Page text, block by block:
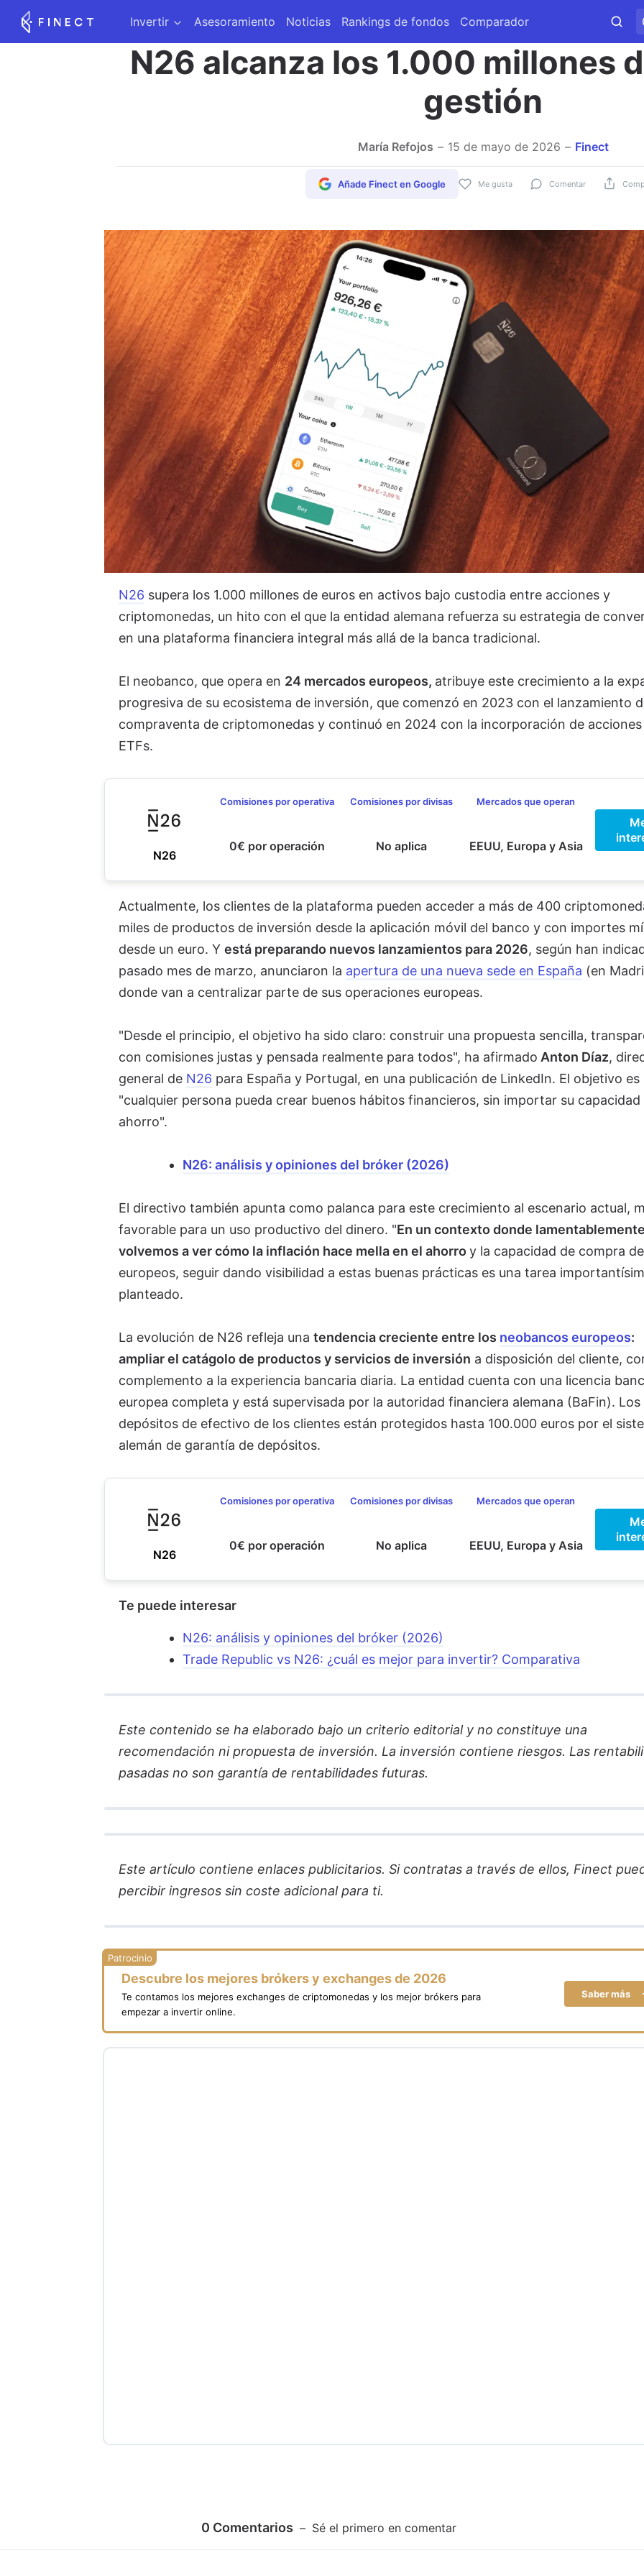
Invertir Asesoramiento Noticias Rankings de fondos Comparador
N26 alcanza los 1.000 millones
gestión
María Refojos 15 de mayo de 2026 Finect
Me gusta Comentar
Añade Finect en Google
N26 supera los 1.000 millones de euros en activos bajo custodia entre acciones y
criptomonedas, un hito con el que la entidad alemana refuerza su estrategia de
en una plataforma financiera integral más allá de la banca tradicional.
El neobanco, que opera en 24 mercados europeos, atribuye este crecimiento a la
progresiva de su ecosistema de inversión, que comenzó en 2023 con el lanzamiento
compraventa de criptomonedas y continuó en 2024 con la incorporación de
ETFs.
N26
Comisiones por operativa
0€ por operación
Comisiones por divisas
No aplica
Mercados que operan
EEUU, Europa y Asia
Actualmente, los clientes de la plataforma pueden acceder a más de 400
miles de productos de inversión desde la aplicación móvil del banco y con importes
desde un euro. Y está preparando nuevos lanzamientos para 2026, según han
pasado mes de marzo, anunciaron la apertura de una nueva sede en España (en
donde van a centralizar parte de sus operaciones europeas.
"Desde el principio, el objetivo ha sido claro: construir una propuesta sencilla,
con comisiones justas y pensada realmente para todos", ha afirmado Anton Díaz,
general de N26 para España y Portugal, en una publicación de LinkedIn. El objetivo es
"cualquier persona pueda crear buenos hábitos financieros, sin importar su capacidad
ahorro".
N26: análisis y opiniones del bróker (2026)
El directivo también apunta como palanca para este crecimiento al escenario actual,
favorable para un uso productivo del dinero. "En un contexto donde lamentablemente
volvemos a ver cómo la inflación hace mella en el ahorro y la capacidad de compra
europeos, seguir dando visibilidad a estas buenas prácticas es una tarea
planteado.
La evolución de N26 refleja una tendencia creciente entre los neobancos europeos:
ampliar el catágolo de productos y servicios de inversión a disposición del cliente,
complemento a la experiencia bancaria diaria. La entidad cuenta con una licencia
europea completa y está supervisada por la autoridad financiera alemana (BaFin). Los
depósitos de efectivo de los clientes están protegidos hasta 100.000 euros por el
alemán de garantía de depósitos.
N26
Comisiones por operativa
0€ por operación
Comisiones por divisas
No aplica
Mercados que operan
EEUU, Europa y Asia
Te puede interesar
N26: análisis y opiniones del bróker (2026)
Trade Republic vs N26: ¿cuál es mejor para invertir? Comparativa
Este contenido se ha elaborado bajo un criterio editorial y no constituye una
recomendación ni propuesta de inversión. La inversión contiene riesgos. Las
pasadas no son garantía de rentabilidades futuras.
Este artículo contiene enlaces publicitarios. Si contratas a través de ellos, Finect
percibir ingresos sin coste adicional para ti.
Descubre los mejores brókers y exchanges de 2026
Te contamos los mejores exchanges de criptomonedas y los mejor brókers para
empezar a invertir online.
Saber más
0 Comentarios Sé el primero en comentar